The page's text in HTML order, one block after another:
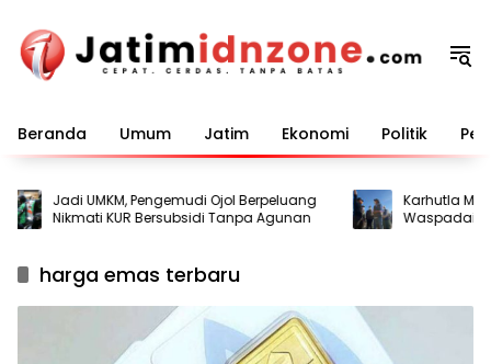
konten
Beranda Umum Jatim Ekonomi Politik
Jadi UMKM, Pengemudi Ojol Berpeluang
Nikmati KUR Bersubsidi Tanpa Agunan
Karhutla
Waspadai
Kebakaran
harga emas terbaru